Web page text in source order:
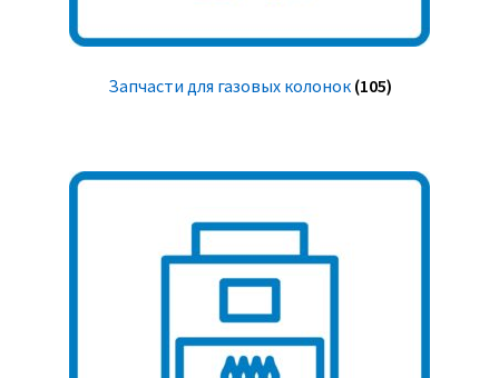
Запчасти для газовых колонок (105)